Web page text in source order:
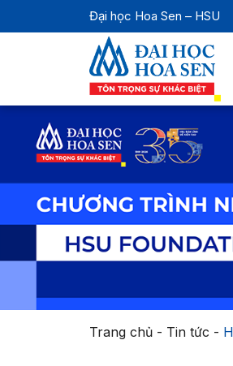
Đại học Hoa Sen – HSU
Trang chủ- Tin tức -